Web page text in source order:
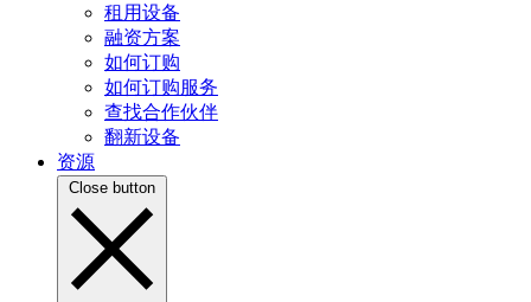
租用设备
融资方案
如何订购
如何订购服务
查找合作伙伴
翻新设备
资源
Close button